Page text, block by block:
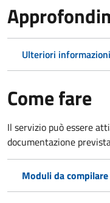
Ulteriori informazioni
Come fare
Il servizio può essere
documentazione
Moduli da